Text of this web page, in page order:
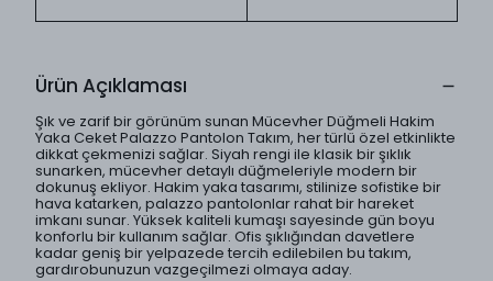
Ürün Açıklaması
Şık ve zarif bir görünüm sunan Mücevher Düğmeli Hakim
Yaka Ceket Palazzo Pantolon Takım, her türlü özel etkinlikte
dikkat çekmenizi sağlar. Siyah rengi ile klasik bir şıklık
sunarken, mücevher detaylı düğmeleriyle modern bir
dokunuş ekliyor. Hakim yaka tasarımı, stilinize sofistike bir
hava katarken, palazzo pantolonlar rahat bir hareket
imkanı sunar. Yüksek kaliteli kumaşı sayesinde gün boyu
konforlu bir kullanım sağlar. Ofis şıklığından davetlere
kadar geniş bir yelpazede tercih edilebilen bu takım,
gardırobunuzun vazgeçilmezi olmaya aday.